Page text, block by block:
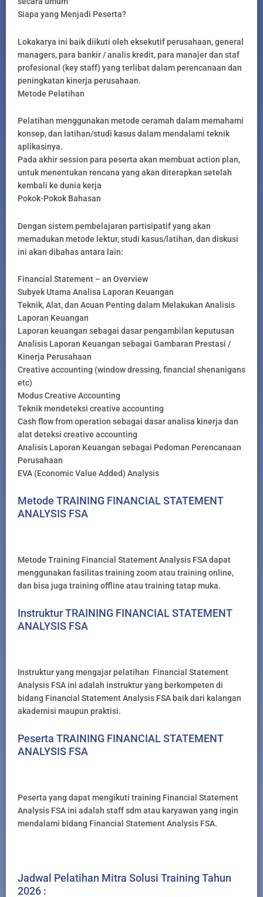
Siapa yang Menjadi Peserta?
Lokakarya ini baik diikuti oleh eksekutif perusahaan, general
managers, para bankir / analis kredit, para manajer dan staf
profesional (key staff) yang terlibat dalam perencanaan dan
peningkatan kinerja perusahaan.
Metode Pelatihan
Pelatihan menggunakan metode ceramah dalam memahami
konsep, dan latihan/studi kasus dalam mendalami teknik
aplikasinya.
Pada akhir session para peserta akan membuat action plan,
untuk menentukan rencana yang akan diterapkan setelah
kembali ke dunia kerja
Pokok-Pokok Bahasan
Dengan sistem pembelajaran partisipatif yang akan
memadukan metode lektur, studi kasus/latihan, dan diskusi
ini akan dibahas antara lain:
Financial Statement – an Overview
Subyek Utama Analisa Laporan Keuangan
Teknik, Alat, dan Acuan Penting dalam Melakukan Analisis
Laporan Keuangan
Laporan keuangan sebagai dasar pengambilan keputusan
Analisis Laporan Keuangan sebagai Gambaran Prestasi /
Kinerja Perusahaan
Creative accounting (window dressing, financial shenanigans
etc)
Modus Creative Accounting
Teknik mendeteksi creative accounting
Cash flow from operation sebagai dasar analisa kinerja dan
alat deteksi creative accounting
Analisis Laporan Keuangan sebagai Pedoman Perencanaan
Perusahaan
EVA (Economic Value Added) Analysis
Metode TRAINING FINANCIAL STATEMENT
ANALYSIS FSA
Metode Training Financial Statement Analysis FSA dapat
menggunakan fasilitas training zoom atau training online,
dan bisa juga training offline atau training tatap muka.
Instruktur TRAINING FINANCIAL STATEMENT
ANALYSIS FSA
Instruktur yang mengajar pelatihan Financial Statement
Analysis FSA ini adalah instruktur yang berkompeten di
bidang Financial Statement Analysis FSA baik dari kalangan
akademisi maupun praktisi.
Peserta TRAINING FINANCIAL STATEMENT
ANALYSIS FSA
Peserta yang dapat mengikuti training Financial Statement
Analysis FSA ini adalah staff sdm atau karyawan yang ingin
mendalami bidang Financial Statement Analysis FSA.
Jadwal Pelatihan Mitra Solusi Training Tahun
2026 :